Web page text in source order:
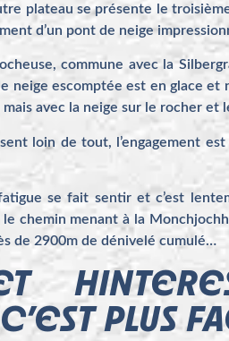
plateau se présente le
d’un pont de neige
commune avec la
neige escomptée est en glace
avec la neige sur le rocher et
sent loin de tout, l’engagement
se fait sentir et c’est
chemin menant à la
de 2900m de dénivelé cumulé…
PLUS